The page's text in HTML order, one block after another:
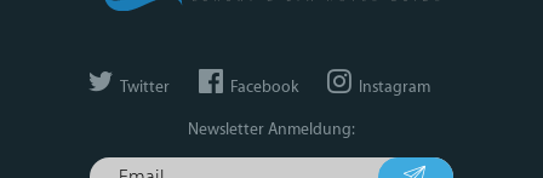
Twitter Facebook Instagram
Newsletter Anmeldung: